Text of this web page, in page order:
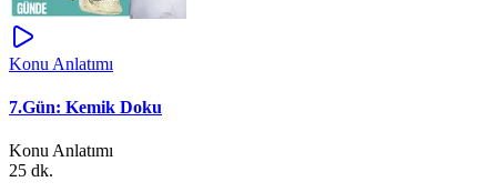
Konu Anlatımı
7.Gün: Kemik Doku
Konu Anlatımı
25 dk.